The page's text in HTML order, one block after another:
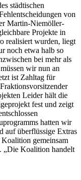
städtischen
von
Martin-Niemöller-
Projekte in
realisiert wurden, liegt
noch etwa halb so
bei mehr als
wir nun an
ist Zahltag für
Leider hält die
fest und zeigt
hatten wir
auf überflüssige Extras
gemeinsam
„Die Koalition handelt